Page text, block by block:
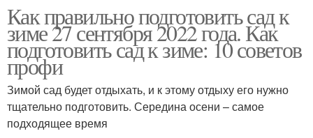
Как правильно подготовить сад к
зиме 27 сентября 2022 года. Как
подготовить сад к зиме: 10 советов
профи
Зимой сад будет отдыхать, и к этому отдыху его нужно
тщательно подготовить. Середина осени – самое
подходящее время